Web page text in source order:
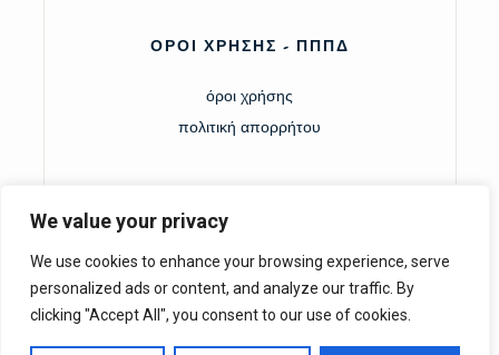
We value your privacy
We use cookies to enhance your browsing experience, serve
personalized ads or content, and analyze our traffic. By
clicking "Accept All", you consent to our use of cookies.
ΟΡΟΙ ΧΡΗΣΗΣ - ΠΠΠΔ
όροι χρήσης
πολιτική απορρήτου